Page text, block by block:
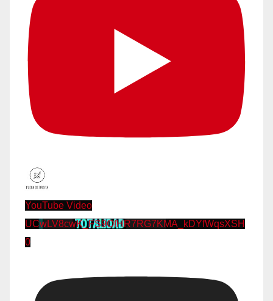
YouTube Video
UCwLV8cwK_FS9OfHR7RG7KMA_kDYfWqsXSH
0